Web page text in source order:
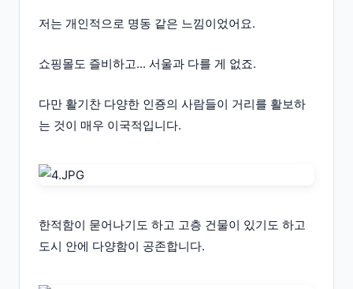
저는 개인적으로 명동 같은 느낌이었어요.
쇼핑몰도 즐비하고... 서울과 다를 게 없죠.
다만 활기찬 다양한 인죵의 사람들이 거리를 활보하
는 것이 매우 이국적입니다.
한적함이 묻어나기도 하고 고층 건물이 있기도 하고
도시 안에 다양함이 공존합니다.